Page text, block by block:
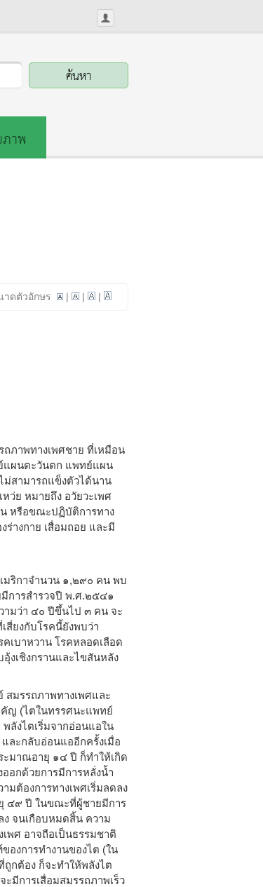
าพ
าดตัวอักษร | | |
ภาพทางเพศชาย ที่เหมือน
แผนตะวันตก แพทย์แผน
ม่สามารถแข็งตัวได้นาน
ว่ย หมายถึง อวัยวะเพศ
หรือขณะปฏิบัติการทาง
ร่างกาย เสื่อมถอย และมี
มริกาจำนวน ๑,๒๙๐ คน พบ
การสำรวจปี พ.ศ.๒๕๔๑
มว่า ๔๐ ปีขึ้นไป ๓ คน จะ
ยงกับโรคนี้ยังพบว่า
เบาหวาน โรคหลอดเลือด
งเชิงกรานและไขสันหลัง
มรรถภาพทางเพศและ
คัญ (ไตในทรรศนะแพทย์
ลังไตเริ่มจากอ่อนแอใน
ละกลับอ่อนแออีกครั้งเมื่อ
ะมาณอายุ ๑๔ ปี ก็ทำให้เกิด
อกด้วยการมีการหลั่งน้ำ
มต้องการทางเพศเริ่มลดลง
๔๙ ปี ในขณะที่ผู้ชายมีการ
ง จนเกือบหมดสิ้น ความ
พศ อาจถือเป็นธรรมชาติ
องการทำงานของไต (ใน
กต้อง ก็จะทำให้พลังไต
มีการเสื่อมสมรรถภาพเร็ว